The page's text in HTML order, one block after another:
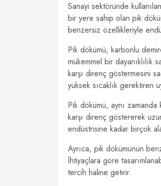
Sanayi sektöründe
bir yere sahip olan pik
benzersiz özellikleriyle
Pik dökümü, karbonlu
mükemmel bir dayanıklılık
karşı direnç göstermesini
yüksek sıcaklık gerektiren
Pik dökümü, aynı
karşı direnç göstererek
endüstrisine kadar birçok
Ayrıca, pik dökümünün
İhtiyaçlara göre
tercih haline getirir.